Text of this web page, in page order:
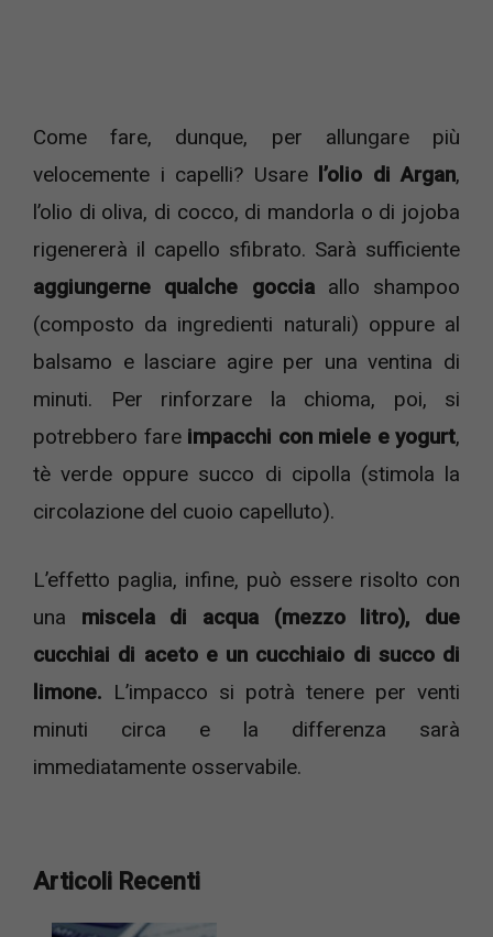
Come fare, dunque, per allungare più
velocemente i capelli? Usare
l’olio di Argan,
l’olio di oliva, di cocco, di mandorla o di jojoba
rigenererà il capello sfibrato. Sarà sufficiente
aggiungerne qualche gocciaallo shampoo
(composto da ingredienti naturali) oppure al
balsamo e lasciare agire per una ventina di
minuti. Per rinforzare la chioma, poi, si
potrebbero fare impacchi con miele e yogurt,
tè verde oppure succo di cipolla (stimola la
circolazione del cuoio capelluto).
L’effetto paglia, infine, può essere risolto con
una miscela di acqua (mezzo litro), due
cucchiai di aceto e un cucchiaio di succo di
limone. L’impacco si potrà tenere per venti
minuti circa e la differenza sarà
immediatamente osservabile.
Articoli Recenti